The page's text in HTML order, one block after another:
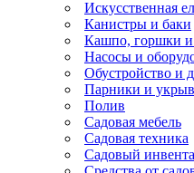
Искусственная
Канистры и баки
Кашпо, горшки и
Насосы и
Обустройство и
Парники и
Полив
Садовая мебель
Садовая техника
Садовый